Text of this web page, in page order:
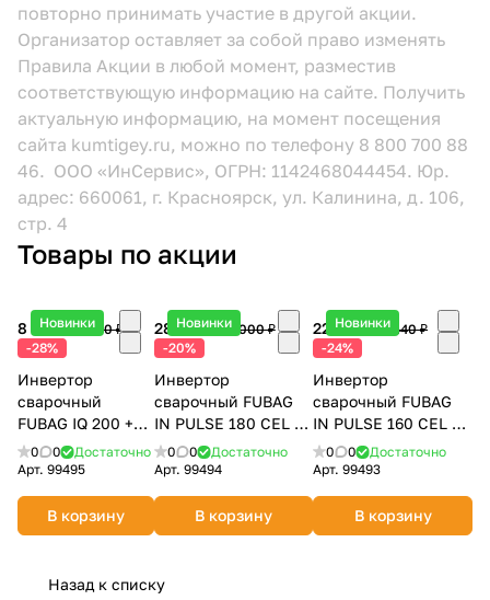
повторно принимать участие в другой акции.
Организатор оставляет за собой право изменять
Правила Акции в любой момент, разместив
соответствующую информацию на сайте. Получить
актуальную информацию, на момент посещения
сайта kumtigey.ru, можно по телефону 8 800 700 88
46. ООО «ИнСервис», ОГРН: 1142468044454. Юр.
адрес: 660061, г. Красноярск, ул. Калинина, д. 106,
стр. 4
Товары по акции
Новинки
8 140 ₽11 230 ₽
-28%
Инвертор
сварочный
FUBAG IQ 200 +
ПОДАРОК Маска
сварщика
0 0
Достаточно
Арт. 99495
В корзину
Новинки
28 860 ₽36 000 ₽
-20%
Инвертор
сварочный FUBAG
IN PULSE 180 CEL +
ПОДАРОК Маска
сварщика ULTIMA 5-
0 0
Достаточно
Арт. 99494
В корзину
Новинки
22 510 ₽29 440 ₽
-24%
Инвертор
сварочный FUBAG
IN PULSE 160 CEL +
ПОДАРОК Маска
сварщика OPTIMA 4-
0 0
Достаточно
Арт.99493
В корзину
Назад к списку